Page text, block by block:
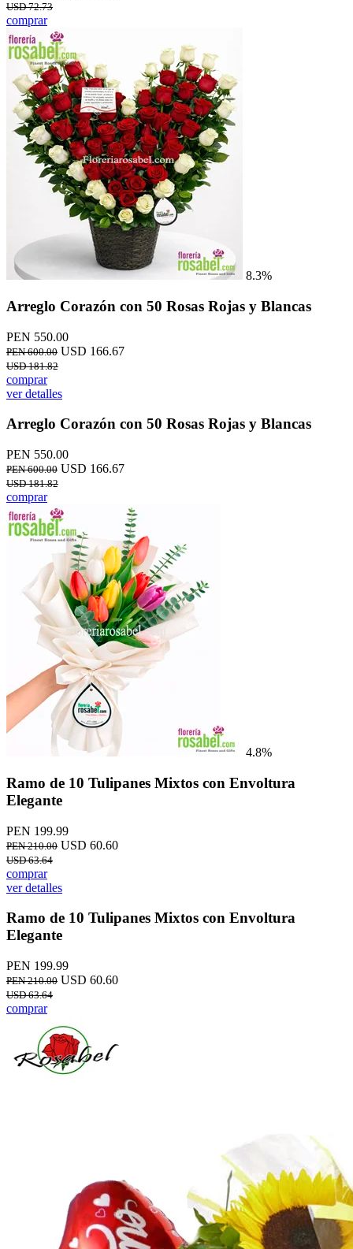
USD 72.73
comprar
8.3%
Arreglo Corazón con 50 Rosas Rojas y Blancas
PEN 550.00
PEN 600.00 USD 166.67
USD 181.82
comprar
ver detalles
Arreglo Corazón con 50 Rosas Rojas y Blancas
PEN 550.00
PEN 600.00 USD 166.67
USD 181.82
comprar
4.8%
Ramo de 10 Tulipanes Mixtos con Envoltura
Elegante
PEN 199.99
PEN 210.00 USD 60.60
USD 63.64
comprar
ver detalles
Ramo de 10 Tulipanes Mixtos con Envoltura
Elegante
PEN 199.99
PEN 210.00 USD 60.60
USD 63.64
comprar